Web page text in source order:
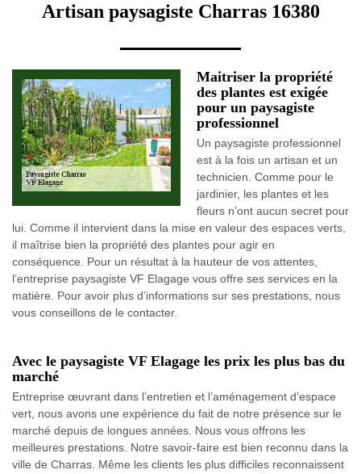
Artisan paysagiste Charras 16380
Maitriser la propriété
des plantes est exigée
pour un paysagiste
professionnel
Un paysagiste professionnel
est à la fois un artisan et un
technicien. Comme pour le
jardinier, les plantes et les
fleurs n’ont aucun secret pour
lui. Comme il intervient dans la mise en valeur des espaces verts,
il maîtrise bien la propriété des plantes pour agir en
conséquence. Pour un résultat à la hauteur de vos attentes,
l’entreprise paysagiste VF Elagage vous offre ses services en la
matière. Pour avoir plus d’informations sur ses prestations, nous
vous conseillons de le contacter.
Avec le paysagiste VF Elagage les prix les plus bas du
marché
Entreprise œuvrant dans l’entretien et l’aménagement d’espace
vert, nous avons une expérience du fait de notre présence sur le
marché depuis de longues années. Nous vous offrons les
meilleures prestations. Notre savoir-faire est bien reconnu dans la
ville de Charras. Même les clients les plus difficiles reconnaissent